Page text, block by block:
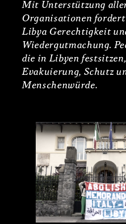
Mit Unterstützung
Organisationen fordert
Libya Gerechtigkeit
Wiedergutmachung.
die in Libyen
Evakuierung, Schutz
Menschenwürde.